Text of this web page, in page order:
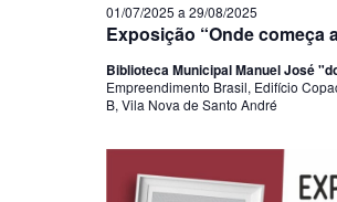
Exposição “Onde começa
01/07/2025 a 29/08/2025
Biblioteca Municipal Manuel José
Empreendimento Brasil, Edifício
B, Vila Nova de Santo André